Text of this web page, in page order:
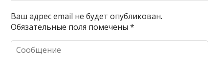
Ваш адрес email не будет опубликован.
Обязательные поля помечены*